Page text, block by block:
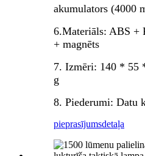
akumulators (4000
6.Materiāls: ABS +
+ magnēts
7. Izmēri: 140 * 55
g
8. Piederumi: Datu
pieprasījumsdetaļa